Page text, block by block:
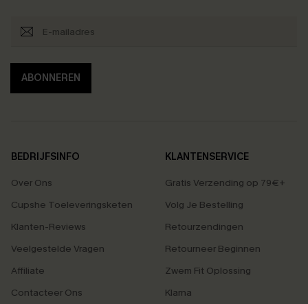
ABONNEREN
BEDRIJFSINFO
Over Ons
Cupshe Toeleveringsketen
Klanten-Reviews
Veelgestelde Vragen
Affiliate
Contacteer Ons
KLANTENSERVICE
Gratis Verzending op 79€+
Volg Je Bestelling
Retourzendingen
Retourneer Beginnen
Zwem Fit Oplossing
Klarna